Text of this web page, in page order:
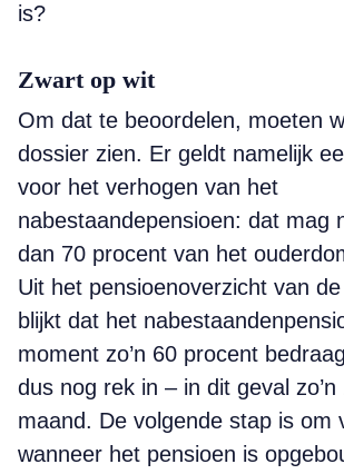
is?
Zwart op wit
Om dat te beoordelen, moeten
dossier zien. Er geldt namelijk
voor het verhogen van het
nabestaandepensioen: dat mag
dan 70 procent van het
Uit het pensioen­overzicht van
blijkt dat het
moment zo’n 60 procent
dus nog rek in – in dit geval
maand. De volgende stap is om
wanneer het pensioen is